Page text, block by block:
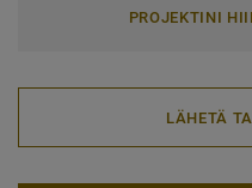
PROJEKTINI
LÄHETÄ